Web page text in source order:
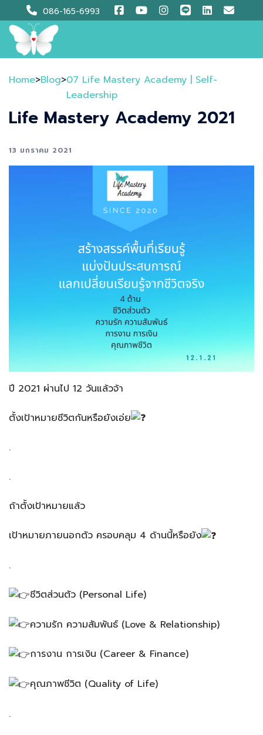
to
content
086-165-6993
Home>Blog>07 Life Mastery Academy | Self-
Leadership
Life Mastery Academy 2021
13 มกราคม 2021
ปี 2021 ผ่านไป 12 วันแล้วจ้า
ตั้งเป้าหมายชีวิตกันหรือยังเอ่ย
.
.
ถ้าตั้งเป้าหมายแล้ว
เป้าหมายภายนอกตัว ครอบคลุม 4 ด้านนี้หรือยัง
.
ชีวิตส่วนตัว (Personal Life)
ความรัก ความสัมพันธ์ (Love & Relationship)
การงาน การเงิน (Career & Finance)
คุณภาพชีวิต (Quality of Life)
.